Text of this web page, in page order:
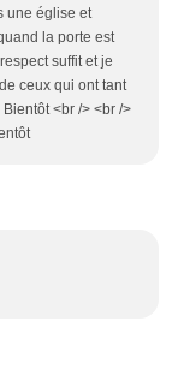
une église et
la porte est
suffit et je
ceux qui ont tant
<br /> <br />